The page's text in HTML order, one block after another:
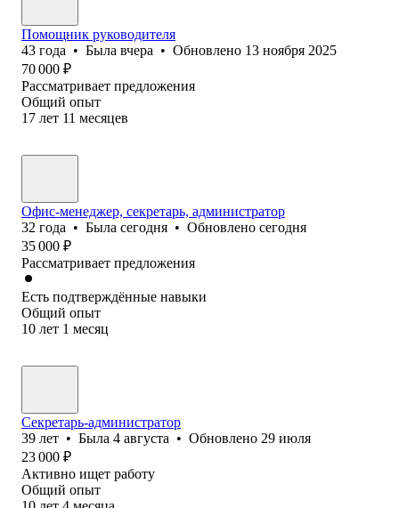
Помощник руководителя
43 года • Была вчера • Обновлено 13 ноября 2025
70 000 ₽
Рассматривает предложения
Общий опыт
17 лет 11 месяцев
Офис-менеджер, секретарь, администратор
32 года • Была сегодня • Обновлено сегодня
35 000 ₽
Рассматривает предложения
Есть подтверждённые навыки
Общий опыт
10 лет 1 месяц
Секретарь-администратор
39 лет • Была 4 августа • Обновлено 29 июля
23 000 ₽
Активно ищет работу
Общий опыт